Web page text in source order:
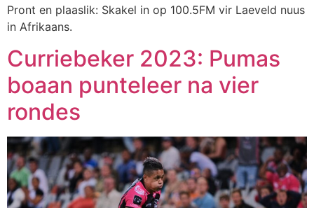
Pront en plaaslik: Skakel in op 100.5FM vir Laeveld nuus
in Afrikaans.
Curriebeker 2023: Pumas
boaan punteleer na vier
rondes